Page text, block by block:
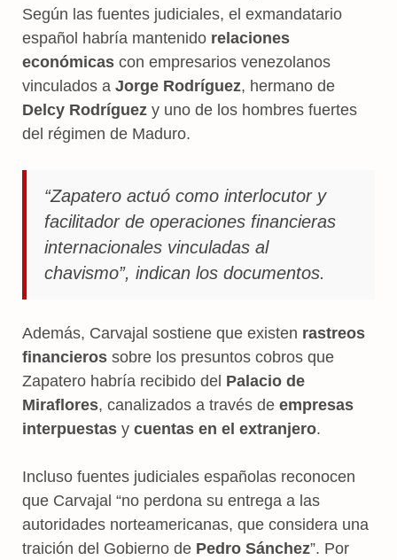
Según las fuentes judiciales, el exmandatario
español habría mantenido relaciones
económicas con empresarios venezolanos
vinculados a Jorge Rodríguez, hermano de
Delcy Rodríguez y uno de los hombres fuertes
del régimen de Maduro.
“Zapatero actuó como interlocutor y
facilitador de operaciones financieras
internacionales vinculadas al
chavismo”, indican los documentos.
Además, Carvajal sostiene que existen rastreos
financieros sobre los presuntos cobros que
Zapatero habría recibido del Palacio de
Miraflores, canalizados a través de empresas
interpuestas y cuentas en el extranjero.
Incluso fuentes judiciales españolas reconocen
que Carvajal “no perdona su entrega a las
autoridades norteamericanas, que considera una
traición del Gobierno de Pedro Sánchez”. Por